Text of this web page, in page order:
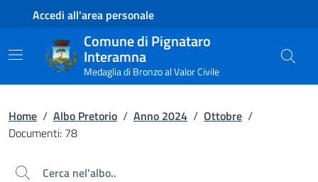
Contenuto principale
Piede di paginaAccedi all'area personale
Comune di Pignataro
Interamna
Medaglia di Bronzo al Valor Civile
Home / Albo Pretorio / Anno 2024 / Ottobre /
Documenti: 78
Cerca